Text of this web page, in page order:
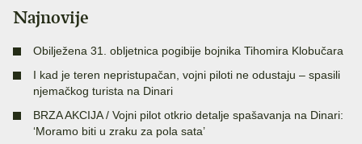
Najnovije
Obilježena 31. obljetnica pogibije bojnika Tihomira Klobučara
I kad je teren nepristupačan, vojni piloti ne odustaju – spasili
njemačkog turista na Dinari
BRZA AKCIJA / Vojni pilot otkrio detalje spašavanja na Dinari:
‘Moramo biti u zraku za pola sata’